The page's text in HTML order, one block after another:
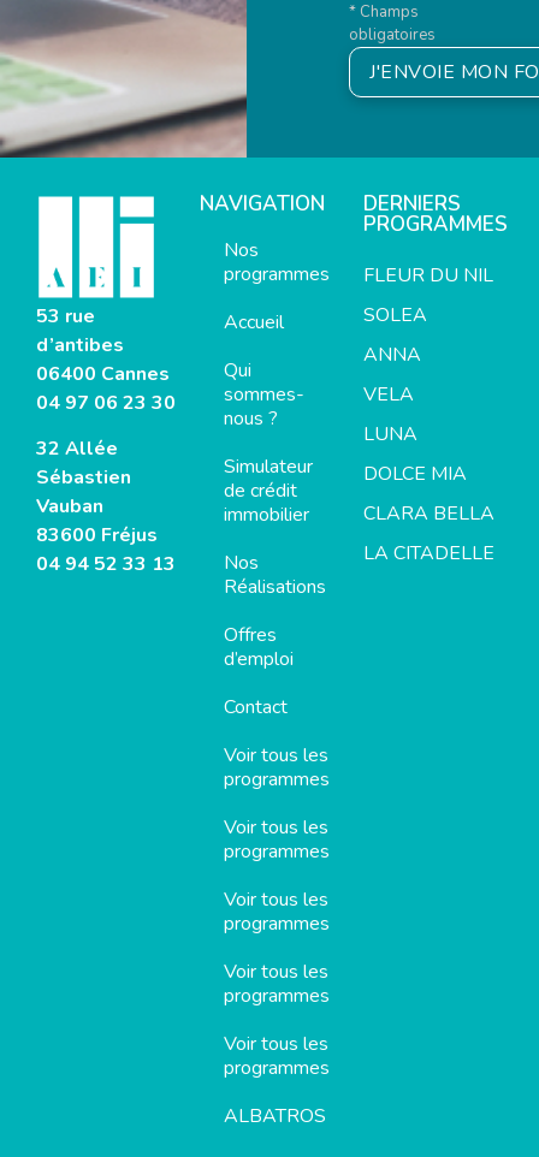
* Champs
obligatoires
J'ENVOIE MON
53 rue
d’antibes
06400 Cannes
04 97 06 23 30
32 Allée
Sébastien
Vauban
83600 Fréjus
04 94 52 33 13
NAVIGATION
Nos
programmes
Accueil
Qui
sommes-
nous ?
Simulateur
de crédit
immobilier
Nos
Réalisations
Offres
d’emploi
Contact
Voir tous les
programmes
Voir tous les
programmes
Voir tous les
programmes
Voir tous les
programmes
Voir tous les
programmes
ALBATROS
DERNIERS
PROGRAMMES
FLEUR DU NIL
SOLEA
ANNA
VELA
LUNA
DOLCE MIA
CLARA BELLA
LA CITADELLE